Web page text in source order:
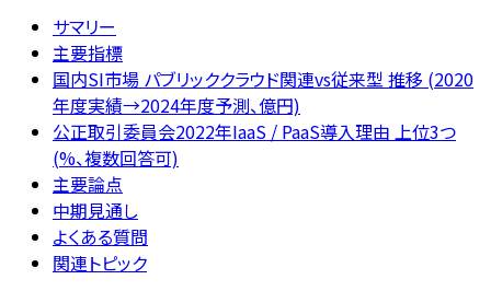
サマリー
主要指標
国内SI市場 パブリッククラウド関連vs従来型 推移 (2020
年度実績→2024年度予測、億円)
公正取引委員会2022年IaaS / PaaS導入理由 上位3つ
(%、複数回答可)
主要論点
中期見通し
よくある質問
関連トピック